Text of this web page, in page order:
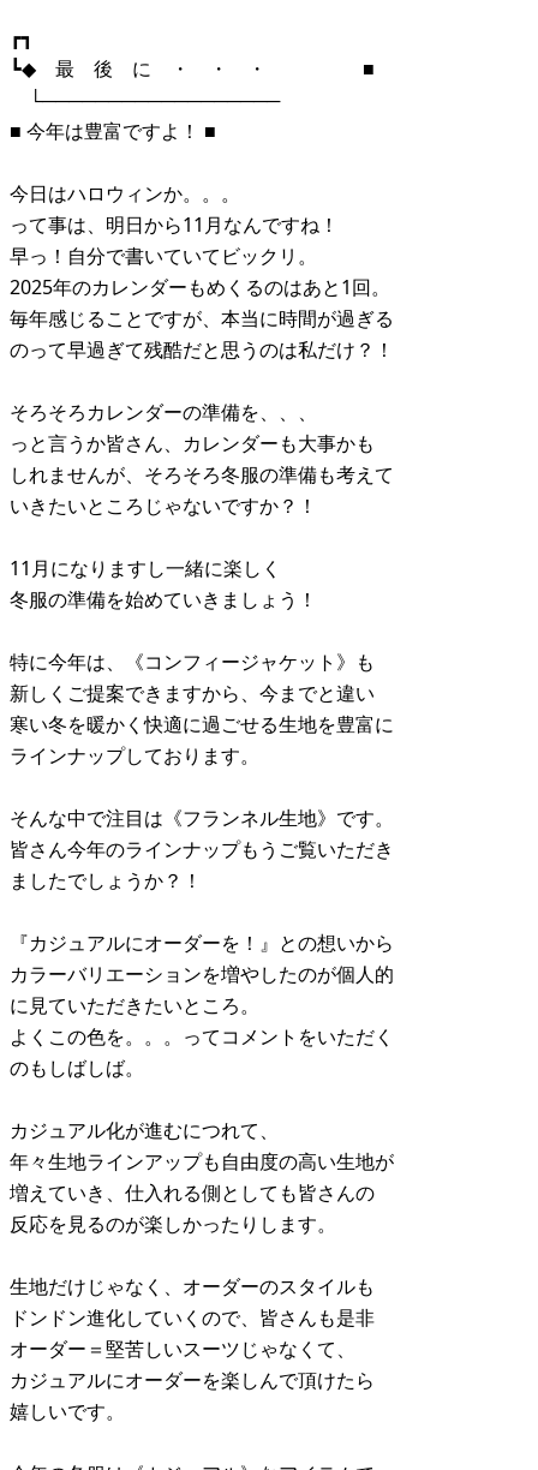
┏┓
┗◆ 最 後 に ・ ・ ・ ■
└──────────────────
■ 今年は豊富ですよ！ ■
今日はハロウィンか。。。
って事は、明日から11月なんですね！
早っ！自分で書いていてビックリ。
2025年のカレンダーもめくるのはあと1回。
毎年感じることですが、本当に時間が過ぎる
のって早過ぎて残酷だと思うのは私だけ？！
そろそろカレンダーの準備を、、、
っと言うか皆さん、カレンダーも大事かも
しれませんが、そろそろ冬服の準備も考えて
いきたいところじゃないですか？！
11月になりますし一緒に楽しく
冬服の準備を始めていきましょう！
特に今年は、《コンフィージャケット》も
新しくご提案できますから、今までと違い
寒い冬を暖かく快適に過ごせる生地を豊富に
ラインナップしております。
そんな中で注目は《フランネル生地》です。
皆さん今年のラインナップもうご覧いただき
ましたでしょうか？！
『カジュアルにオーダーを！』との想いから
カラーバリエーションを増やしたのが個人的
に見ていただきたいところ。
よくこの色を。。。ってコメントをいただく
のもしばしば。
カジュアル化が進むにつれて、
年々生地ラインアップも自由度の高い生地が
増えていき、仕入れる側としても皆さんの
反応を見るのが楽しかったりします。
生地だけじゃなく、オーダーのスタイルも
ドンドン進化していくので、皆さんも是非
オーダー＝堅苦しいスーツじゃなくて、
カジュアルにオーダーを楽しんで頂けたら
嬉しいです。